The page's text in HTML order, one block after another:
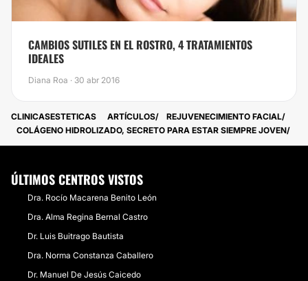
CAMBIOS SUTILES EN EL ROSTRO, 4 TRATAMIENTOS
IDEALES
Diana Roa · 30 abr 2016
CLINICASESTETICAS ARTÍCULOS
REJUVENECIMIENTO FACIAL
COLÁGENO HIDROLIZADO, SECRETO PARA ESTAR SIEMPRE JOVEN
ÚLTIMOS CENTROS VISTOS
Dra. Rocío Macarena Benito León
Dra. Alma Regina Bernal Castro
Dr. Luis Buitrago Bautista
Dra. Norma Constanza Caballero
Dr. Manuel De Jesús Caicedo